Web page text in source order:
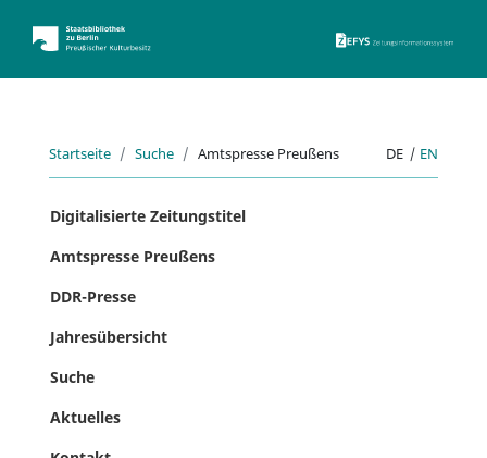
Startseite Suche Amtspresse Preußens DE | EN
Digitalisierte Zeitungstitel
Amtspresse Preußens
DDR-Presse
Jahresübersicht
Suche
Aktuelles